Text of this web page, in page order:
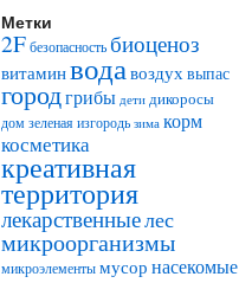
Метки
2F безопасность биоценоз
витаминводавоздухвыпас
городгрибы дети дикоросы
домзеленая изгородь зима корм
косметика
креативная
территория
лекарственныелес
микроорганизмы
микроэлементымусор насекомые